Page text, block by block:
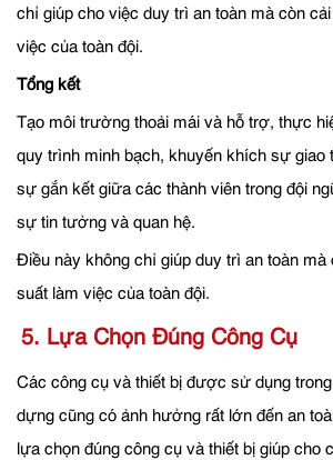
chỉ giúp cho việc duy trì an toàn mà còn
việc của toàn đội.
Tổng kết
Tạo môi trường thoải mái và hỗ trợ, thực
quy trình minh bạch, khuyến khích sự giao
sự gắn kết giữa các thành viên trong đội
sự tin tưởng và quan hệ.
Điều này không chỉ giúp duy trì an toàn mà
suất làm việc của toàn đội.
5. Lựa Chọn Đúng Công Cụ
Các công cụ và thiết bị được sử dụng
dựng cũng có ảnh hưởng rất lớn đến an
lựa chọn đúng công cụ và thiết bị giúp cho